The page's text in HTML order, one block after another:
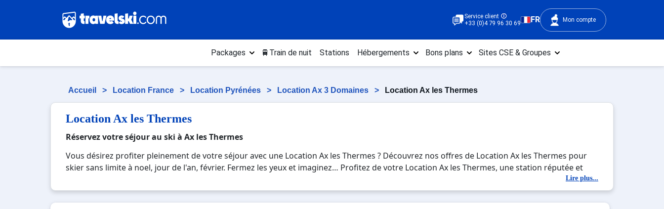
Service client
+33 (0)4 79 96 30 69
FR Mon compte
Packages 🚆Train de nuit Stations Hébergements Bons plans Sites CSE & Groupes
Accueil > Location France > Location Pyrénées > Location Ax 3 Domaines > Location Ax les Thermes
Location Ax les Thermes
Réservez votre séjour au ski à Ax les Thermes
Vous désirez profiter pleinement de votre séjour avec une Location Ax les Thermes ? Découvrez nos offres de Location Ax les Thermes pour
skier sans limite à noel, jour de l'an, février. Fermez les yeux et imaginez… Profitez de votre Location Ax les Thermes, une station réputée et
moderne où vous pourrez mêler les plaisirs de la glisse sur les pistes de ski et des activités en totale immersion avec la beauté des paysages
montagnards. Pour un week-end ou pour 7 jours en Location Ax les Thermes , en famille ou entre amis, c'est l'occasion parfaite pour créer des
souvenirs uniques de vos vacances au ski.
Lire plus...